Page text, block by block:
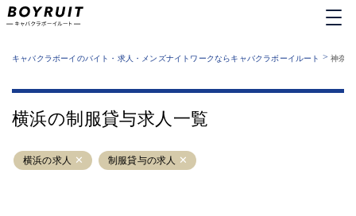
業種から探す
運営者情報
サイトマップ
キャバクラボーイのバイト・求人・メンズナイトワークならキャバクラボーイルート > 神奈
横浜の制服貸与求人一覧
横浜の求人 制服貸与の求人
六本木
池袋
吉祥寺
練馬